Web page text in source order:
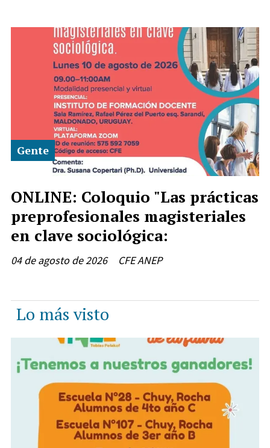
ONLINE: Coloquio "Las prácticas
preprofesionales magisteriales
en clave sociológica:
CFE ANEP
Gente
04 de agosto de 2026
Lo más visto